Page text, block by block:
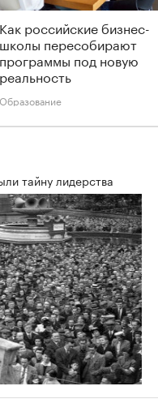
Как российские бизнес-
школы пересобирают
программы под новую
реальность
Образование
тайну лидерства